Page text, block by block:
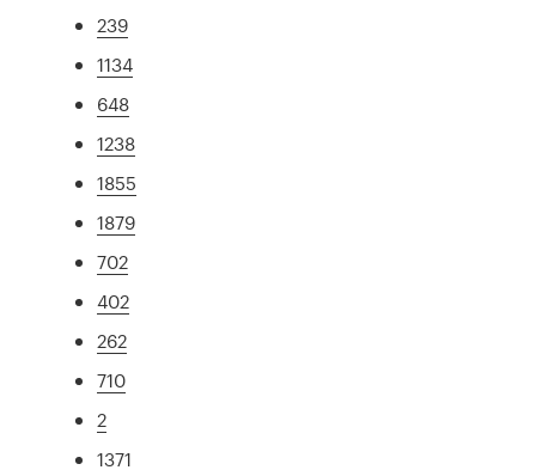
239
1134
648
1238
1855
1879
702
402
262
710
2
1371